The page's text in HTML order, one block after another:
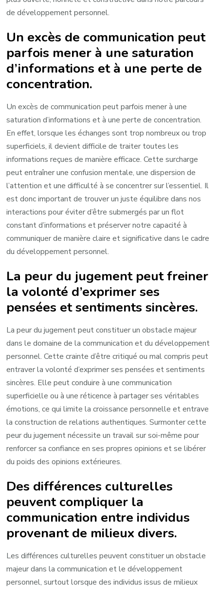
de développement personnel.
Un excès de communication peut
parfois mener à une saturation
d’informations et à une perte de
concentration.
Un excès de communication peut parfois mener à une
saturation d’informations et à une perte de concentration.
En effet, lorsque les échanges sont trop nombreux ou trop
superficiels, il devient difficile de traiter toutes les
informations reçues de manière efficace. Cette surcharge
peut entraîner une confusion mentale, une dispersion de
l’attention et une difficulté à se concentrer sur l’essentiel. Il
est donc important de trouver un juste équilibre dans nos
interactions pour éviter d’être submergés par un flot
constant d’informations et préserver notre capacité à
communiquer de manière claire et significative dans le cadre
du développement personnel.
La peur du jugement peut freiner
la volonté d’exprimer ses
pensées et sentiments sincères.
La peur du jugement peut constituer un obstacle majeur
dans le domaine de la communication et du développement
personnel. Cette crainte d’être critiqué ou mal compris peut
entraver la volonté d’exprimer ses pensées et sentiments
sincères. Elle peut conduire à une communication
superficielle ou à une réticence à partager ses véritables
émotions, ce qui limite la croissance personnelle et entrave
la construction de relations authentiques. Surmonter cette
peur du jugement nécessite un travail sur soi-même pour
renforcer sa confiance en ses propres opinions et se libérer
du poids des opinions extérieures.
Des différences culturelles
peuvent compliquer la
communication entre individus
provenant de milieux divers.
Les différences culturelles peuvent constituer un obstacle
majeur dans la communication et le développement
personnel, surtout lorsque des individus issus de milieux